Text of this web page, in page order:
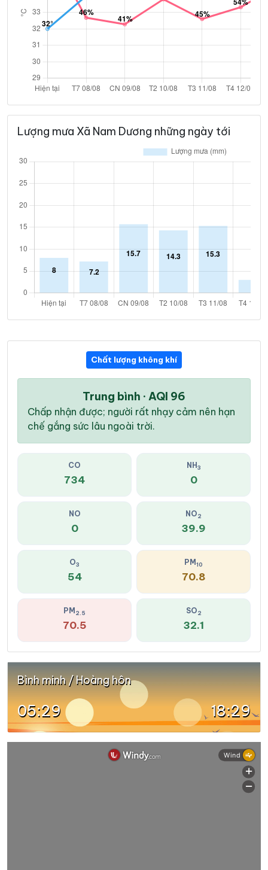
Lượng mưa Xã Nam Dương những ngày tới
Chất lượng không khí
Trung bình · AQI 96
Chấp nhận được; người rất nhạy cảm nên hạn
chế gắng sức lâu ngoài trời.
CO
734
NH 3
0
NO
0
NO2
39.9
O3
54
PM10
70.8
PM 2.5
70.5
SO2
32.1
Bình minh / Hoàng hôn
05:29 18:29